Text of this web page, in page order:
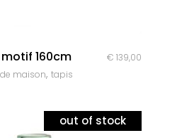
160cm € 139,00
maison, tapis
out of stock